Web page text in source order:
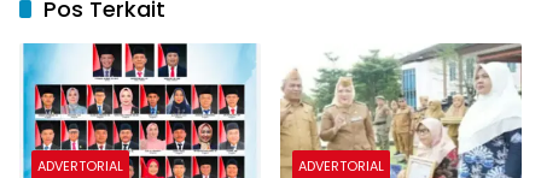
Pos Terkait
ADVERTORIAL ADVERTORIAL